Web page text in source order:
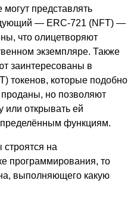
представлять
— ERC-721 (NFT) —
что олицетворяют
экземпляре. Также
заинтересованы в
токенов, которые подобно
но позволяют
или открывать ей
функциям.
строятся на
программирования, то
выполняющего какую